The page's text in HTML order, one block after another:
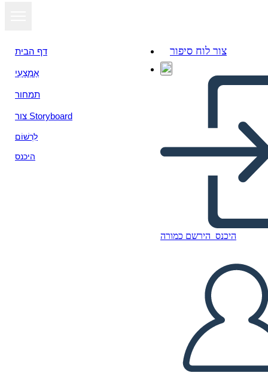
דף הבית
אֶמְצָעִי
תמחור
צור Storyboard
לִרְשׁוֹם
היכנס
צור לוח סיפור
היכנס הירשם כמורה